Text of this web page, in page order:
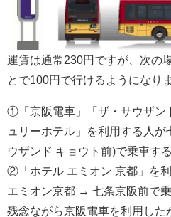
運賃は通常230円ですが、次の
とで100円で行けるようになり
①「京阪電車」「ザ・サウザン
ュリーホテル」を利用する人
ウザンド キョウト前)で乗車す
②「ホテル エミオン 京都」を
エミオン京都 → 七条京阪前で
残念ながら京阪電車を利用した